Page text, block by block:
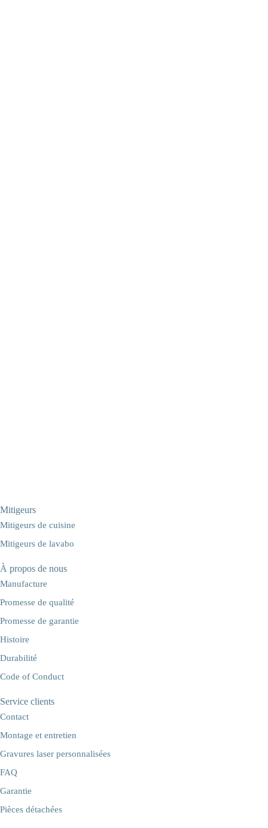
Mitigeurs
Mitigeurs de cuisine
Mitigeurs de lavabo
À propos de nous
Manufacture
Promesse de qualité
Promesse de garantie
Histoire
Durabilité
Code of Conduct
Service clients
Contact
Montage et entretien
Gravures laser personnalisées
FAQ
Garantie
Pièces détachées